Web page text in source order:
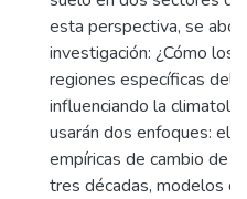
esta perspectiva, se
investigación: ¿Cómo los
regiones específicas del
influenciando la
usarán dos enfoques: el
empíricas de cambio de
tres décadas, modelos